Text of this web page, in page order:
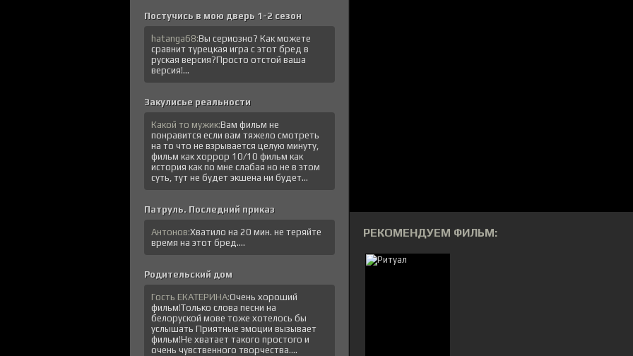
РЕКОМЕНДУЕМ ФИЛЬМ:
Постучись в мою дверь 1-2 сезон
hatanga68:Вы сериозно? Как можете
сравнит турецкая игра с этот бред в
руская версия?Просто отстой ваша
версия!...
Закулисье реальности
Какой то мужик:Вам фильм не
понравится если вам тяжело смотреть
на то что не взрывается целую минуту,
фильм как хоррор 10/10 фильм как
история как по мне слабая но не в этом
суть, тут не будет экшена ни будет...
Патруль. Последний приказ
Антонов:Хватило на 20 мин. не теряйте
время на этот бред....
Родительский дом
Гость ЕКАТЕРИНА:Очень хороший
фильм!Только слова песни на
белоруской мове тоже хотелось бы
услышать Приятные эмоции вызывает
фильм!Не хватает такого простого и
очень чувственного творчества....